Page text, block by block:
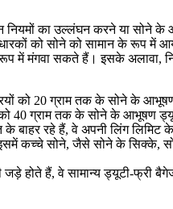
नियमों का उल्लंघन करने या
को सोने को सामान के रूप में
में मंगवा सकते हैं। इसके अलावा,
को 20 ग्राम तक के सोने के
40 ग्राम तक के सोने के आभूषण
रहे हैं, वे अपनी लिंग लिमिट
कच्चे सोने, जैसे सोने के सिक्के,
जड़े होते हैं, वे सामान्य ड्यूटी-